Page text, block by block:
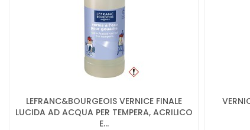
LEFRANC&BOURGEOIS VERNICE FINALE
LUCIDA AD ACQUA PER TEMPERA, ACRILICO
E...